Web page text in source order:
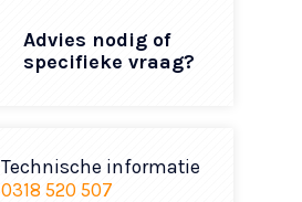
Advies nodig of
specifieke vraag?
Technische informatie
0318 520 507